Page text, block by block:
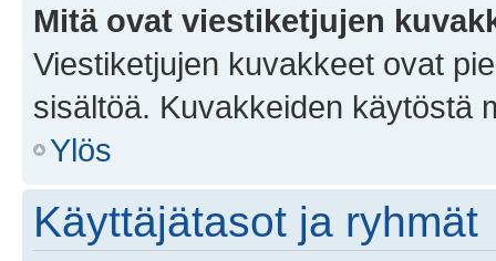
Mitä ovat viestiketjujen
Viestiketjujen kuvakkeet ovat
sisältöä. Kuvakkeiden käytöstä
Ylös
Käyttäjätasot ja ryhmät